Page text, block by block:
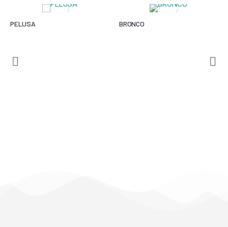
PELUSA BRONCO